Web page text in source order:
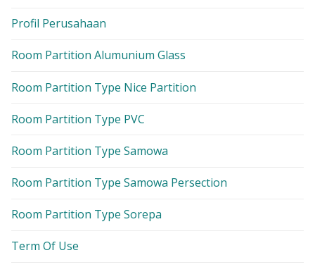
Profil Perusahaan
Room Partition Alumunium Glass
Room Partition Type Nice Partition
Room Partition Type PVC
Room Partition Type Samowa
Room Partition Type Samowa Persection
Room Partition Type Sorepa
Term Of Use